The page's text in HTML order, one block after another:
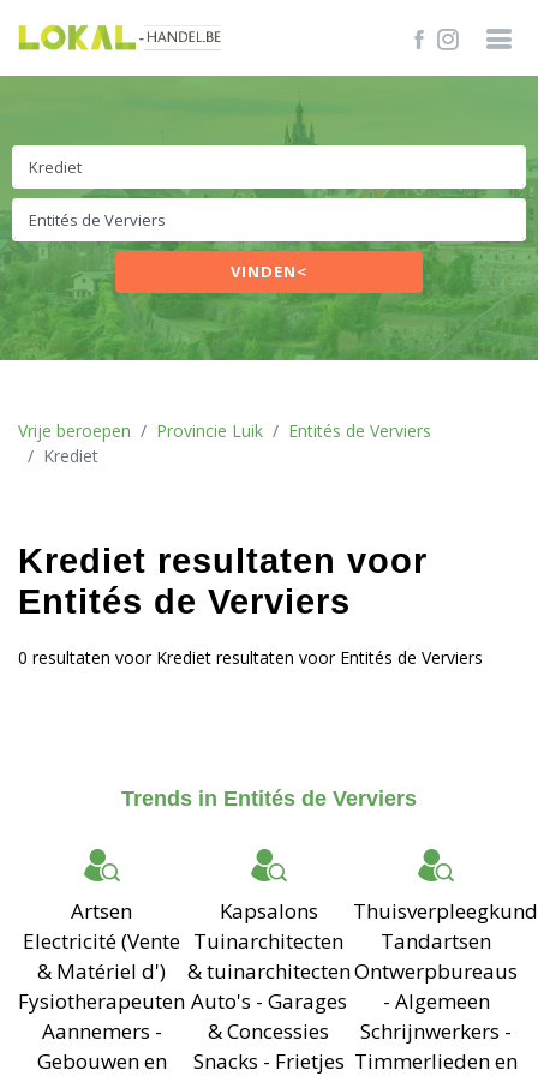
VINDEN<
Vrije beroepen Provincie Luik
Entités de Verviers
Krediet
Krediet resultaten voor
Entités de Verviers
0 resultaten voor Krediet resultaten voor Entités de Verviers
Trends in Entités de Verviers
Artsen
Electricité (Vente
& Matériel d')
Fysiotherapeuten
Aannemers -
Gebouwen en
Kapsalons
Tuinarchitecten
& tuinarchitecten
Auto's - Garages
& Concessies
Snacks - Frietjes
Tandartsen
Ontwerpbureaus
- Algemeen
Schrijnwerkers -
Timmerlieden en